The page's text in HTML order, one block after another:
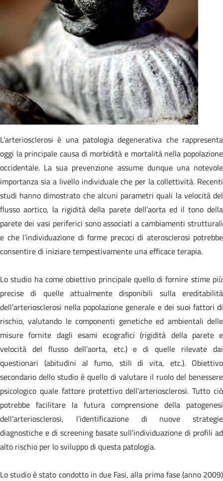
L’arteriosclerosi è una patologia degenerativa che rappresenta
oggi la principale causa di morbidità e mortalità nella popolazione
occidentale. La sua prevenzione assume dunque una notevole
importanza sia a livello individuale che per la collettività. Recenti
studi hanno dimostrato che alcuni parametri quali la velocità del
flusso aortico, la rigidità della parete dell’aorta ed il tono della
parete dei vasi periferici sono associati a cambiamenti strutturali
e che l’individuazione di forme precoci di aterosclerosi potrebbe
consentire di iniziare tempestivamente una efficace terapia.
Lo studio ha come obiettivo principale quello di fornire stime più
precise di quelle attualmente disponibili sulla ereditabilità
dell’arteriosclerosi nella popolazione generale e dei suoi fattori di
rischio, valutando le componenti genetiche ed ambientali delle
misure fornite dagli esami ecografici (rigidità della parete e
velocità del flusso dell’aorta, etc.) e di quelle rilevate dai
questionari (abitudini al fumo, stili di vita, etc.). Obiettivo
secondario dello studio è quello di valutare il ruolo del benessere
psicologico quale fattore protettivo dell’arteriosclerosi. Tutto ciò
potrebbe facilitare la futura comprensione della patogenesi
dell’arteriosclerosi, l’identificazione di nuove strategie
diagnostiche e di screening basate sull’individuazione di profili ad
alto rischio per lo sviluppo di questa patologia.
Lo studio è stato condotto in due Fasi, alla prima fase (anno 2009)